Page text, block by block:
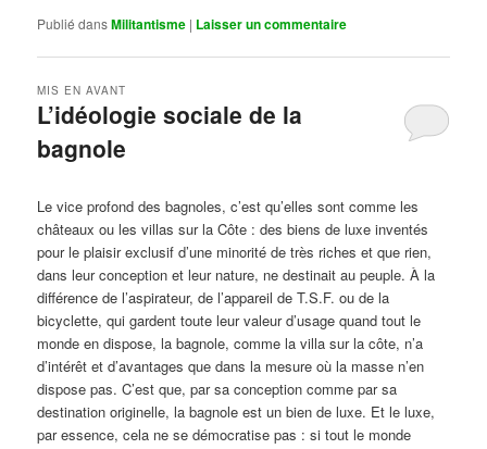
Publié dansMilitantisme | Laisser un commentaire
L’idéologie sociale de la
bagnole
MIS EN AVANT
Le vice profond des bagnoles, c’est qu’elles sont comme les
châteaux ou les villas sur la Côte : des biens de luxe inventés
pour le plaisir exclusif d’une minorité de très riches et que rien,
dans leur conception et leur nature, ne destinait au peuple. À la
différence de l’aspirateur, de l’appareil de T.S.F. ou de la
bicyclette, qui gardent toute leur valeur d’usage quand tout le
monde en dispose, la bagnole, comme la villa sur la côte, n’a
d’intérêt et d’avantages que dans la mesure où la masse n’en
dispose pas. C’est que, par sa conception comme par sa
destination originelle, la bagnole est un bien de luxe. Et le luxe,
par essence, cela ne se démocratise pas : si tout le monde